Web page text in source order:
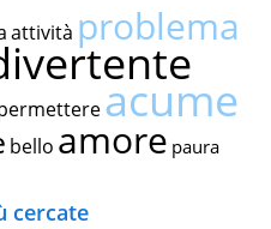
attività problema
acume
bello amore paura
cercate